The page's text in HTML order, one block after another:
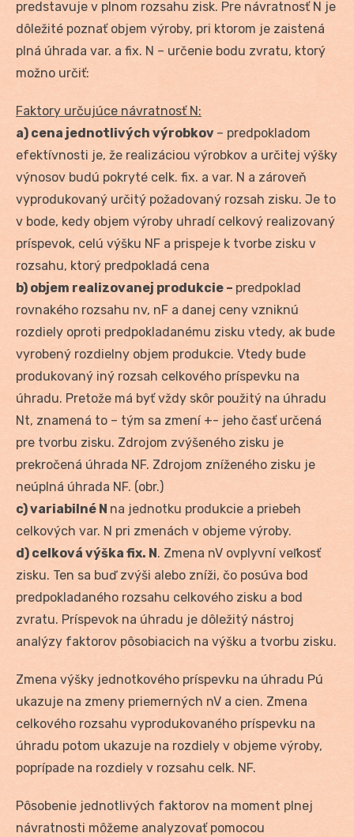
predstavuje v plnom rozsahu zisk. Pre návratnosť N je
dôležité poznať objem výroby, pri ktorom je zaistená
plná úhrada var. a fix. N – určenie bodu zvratu, ktorý
možno určiť:
Faktory určujúce návratnosť N:
a) cena jednotlivých výrobkov – predpokladom
efektívnosti je, že realizáciou výrobkov a určitej výšky
výnosov budú pokryté celk. fix. a var. N a zároveň
vyprodukovaný určitý požadovaný rozsah zisku. Je to
v bode, kedy objem výroby uhradí celkový realizovaný
príspevok, celú výšku NF a prispeje k tvorbe zisku v
rozsahu, ktorý predpokladá cena
b) objem realizovanej produkcie – predpoklad
rovnakého rozsahu nv, nF a danej ceny vzniknú
rozdiely oproti predpokladanému zisku vtedy, ak bude
vyrobený rozdielny objem produkcie. Vtedy bude
produkovaný iný rozsah celkového príspevku na
úhradu. Pretože má byť vždy skôr použitý na úhradu
Nt, znamená to – tým sa zmení +- jeho časť určená
pre tvorbu zisku. Zdrojom zvýšeného zisku je
prekročená úhrada NF. Zdrojom zníženého zisku je
neúplná úhrada NF. (obr.)
c) variabilné N na jednotku produkcie a priebeh
celkových var. N pri zmenách v objeme výroby.
d) celková výška fix. N . Zmena nV ovplyvní veľkosť
zisku. Ten sa buď zvýši alebo zníži, čo posúva bod
predpokladaného rozsahu celkového zisku a bod
zvratu. Príspevok na úhradu je dôležitý nástroj
analýzy faktorov pôsobiacich na výšku a tvorbu zisku.
Zmena výšky jednotkového príspevku na úhradu Pú
ukazuje na zmeny priemerných nV a cien. Zmena
celkového rozsahu vyprodukovaného príspevku na
úhradu potom ukazuje na rozdiely v objeme výroby,
poprípade na rozdiely v rozsahu celk. NF.
Pôsobenie jednotlivých faktorov na moment plnej
návratnosti môžeme analyzovať pomocou